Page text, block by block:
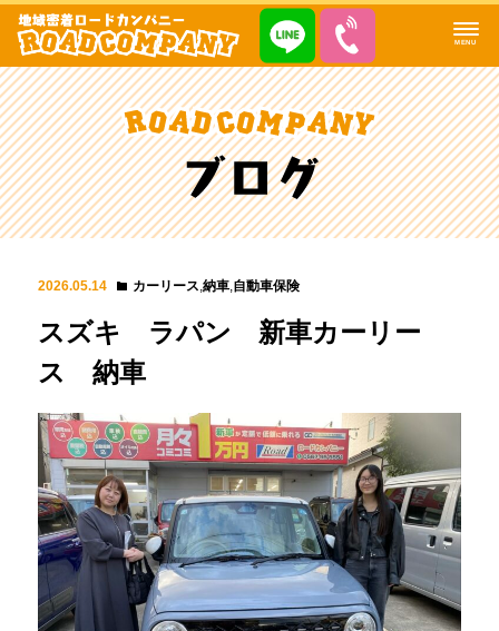
MENU
2026.05.14 カーリース,納車,自動車保険
スズキ ラパン 新車カーリー
ス 納車